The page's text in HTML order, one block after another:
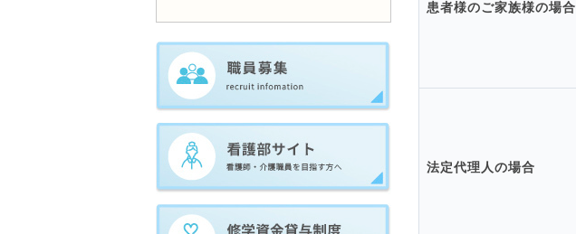
患者様のご家族様の場合
法定代理人の場合